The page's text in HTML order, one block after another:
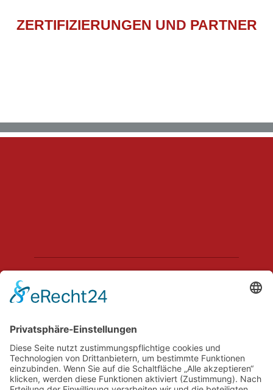
ZERTIFIZIERUNGEN UND PARTNER
Schwachhauser Heerstr. 18
28209 Bremen
Kontakt
Impressum